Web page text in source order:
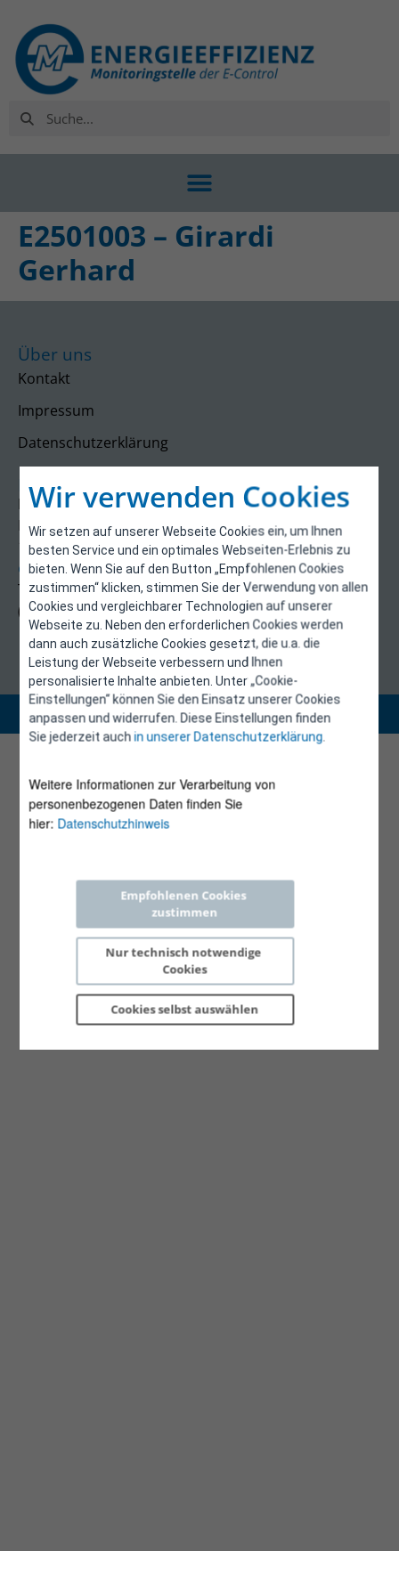
Wir verwenden Cookies
Wir setzen auf unserer Webseite Cookies ein, um Ihnen
besten Service und ein optimales Webseiten-Erlebnis zu
bieten. Wenn Sie auf den Button „Empfohlenen Cookies
zustimmen“ klicken, stimmen Sie der Verwendung von allen
Cookies und vergleichbarer Technologien auf unserer
Webseite zu. Neben den erforderlichen Cookies werden
dann auch zusätzliche Cookies gesetzt, die u.a. die
Leistung der Webseite verbessern und Ihnen
personalisierte Inhalte anbieten. Unter „Cookie-
Einstellungen“ können Sie den Einsatz unserer Cookies
anpassen und widerrufen. Diese Einstellungen finden
Sie jederzeit auchin unserer Datenschutzerklärung.
Weitere Informationen zur Verarbeitung von
personenbezogenen Daten finden Sie
hier: Datenschutzhinweis
Empfohlenen Cookies
zustimmen
Nur technisch notwendige
Cookies
Cookies selbst auswählen
E2501003 – Girardi
Gerhard
Über uns
Kontakt
Impressum
Datenschutzerklärung
Kontakt
E-Control
Rudolfsplatz 13a
1010 Wien
energieeffizienz@e-control.at
Tel +43 1 5324724
(Mo, Mi-Fr 09:30-12:30 Uhr)
Copyright 2026 © E-Control